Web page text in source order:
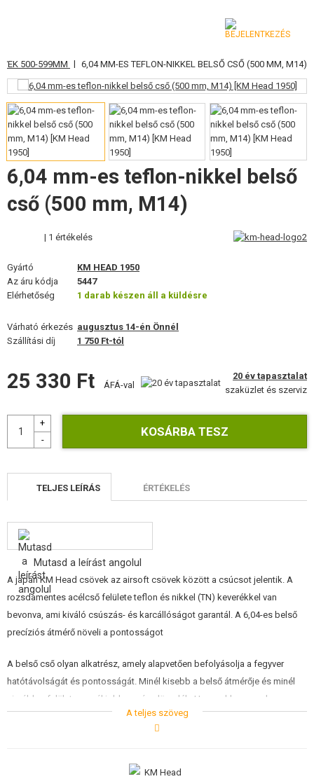
KATEGÓRIA
AIRSOFT FEGYVEREK
LÉGFEGYVEREK, CSÚZLIK
GRÁNÁTVETŐK, GRÁNÁTOK
LÖVEDÉK, GÁZ
SZEMÜVEGEK, MASZKOK
FELSZERELÉS, EGYENRUHA, TOKOK
RÁDIÓS, FEJHALLGATÓ, KAMERÁK
KIEGÉSZÍTŐK, HORDSZÍJAK
PÓTALKATRÉSZEK FEGYVEREKHEZ
ELEKTROMOS FEGYVEREKHEZ - BELTÉRI
A VSR, BAR10, MB03, CM.701-HOZ
A SNOW WOLF M24-HEZ
A CYMA M24 (CM.702)
A WELL MB06,13-HOZ
SNOW WOLF KAR98K SZÁMÁRA
500-599MM | 6,04 MM-ES TEFLON-NIKKEL BELSŐ CSŐ (500 MM, M14)
6,04 mm-es teflon-nikkel belső
cső (500 mm, M14)
| 1 értékelés
Gyártó
KM HEAD 1950
Az áru kódja
5447
Elérhetőség
1 darab készen áll a küldésre
Várható érkezés augusztus 14-én Önnél
Szállítási díj
1 750 Ft-tól
25 330 Ft ÁFÁ-val
20 év tapasztalat
szaküzlet és szerviz
TELJES LEÍRÁS ÉRTÉKELÉS
Mutasd a leírást angolul
A japán KM Head csövek az airsoft csövek között a csúcsot jelentik. A
rozsdamentes acélcső felülete teflon és nikkel (TN) keverékkel van
bevonva, ami kiváló csúszás- és karcállóságot garantál. A 6,04-es belső
precíziós átmérő növeli a pontosságot
A belső cső olyan alkatrész, amely alapvetően befolyásolja a fegyver
hatótávolságát és pontosságát. Minél kisebb a belső átmérője és minél
simább a felülete, annál jobban zár a lövedék. Ugyanakkor azonban
magasabb követelményeket támasztanak a minőségi lőszerek
Tapasztalataink szerint ezek a csövek pozitív hatással vannak a
A teljes szöveg